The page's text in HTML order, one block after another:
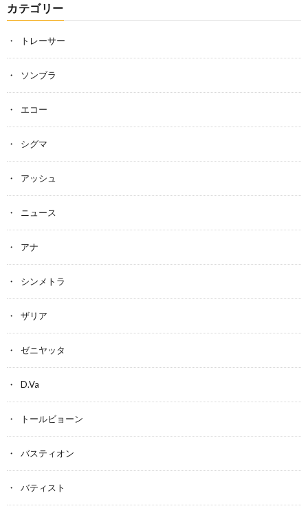
カテゴリー
トレーサー
ソンブラ
エコー
シグマ
アッシュ
ニュース
アナ
シンメトラ
ザリア
ゼニヤッタ
D.Va
トールビョーン
バスティオン
バティスト